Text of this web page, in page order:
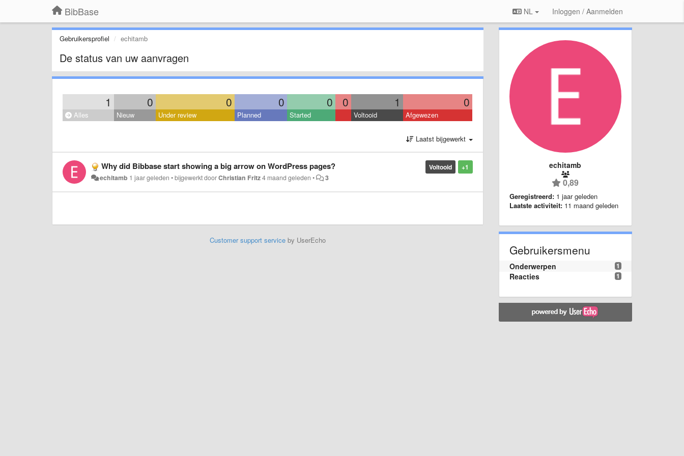
BibBase NL Inloggen / Aanmelden
Gebruikersprofiel echitamb
De status van uw aanvragen
1 0 0 0 0 0 1 0
Alles Nieuw Under review Planned Started Voltooid Afgewezen
Laatst bijgewerkt
+1
Voltooid
Why did Bibbase start showing a big arrow on WordPress pages?
echitamb 1 jaar geleden •bijgewerkt doorChristian Fritz4 maand geleden • 3
Customer support serviceby UserEcho
echitamb
0,89
Geregistreerd: 1 jaar geleden
Laatste activiteit: 11 maand geleden
Gebruikersmenu
1
Onderwerpen
1
Reacties